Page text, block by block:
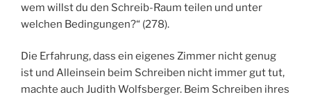
wem willst du den Schreib-Raum teilen und unter
welchen Bedingungen?“ (278).
Die Erfahrung, dass ein eigenes Zimmer nicht genug
ist und Alleinsein beim Schreiben nicht immer gut tut,
machte auch Judith Wolfsberger. Beim Schreiben ihres